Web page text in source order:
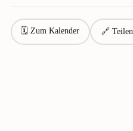
🗓 Zum Kalender 🔗 Teilen